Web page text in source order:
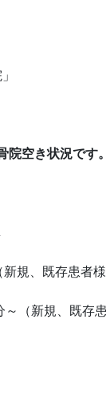
整骨院」
院空き状況です。
、既存患者様
規、既存患